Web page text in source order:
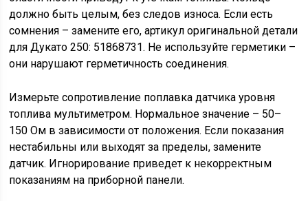
должно быть целым, без следов износа. Если есть
сомнения – замените его, артикул оригинальной детали
для Дукато 250: 51868731. Не используйте герметики –
они нарушают герметичность соединения.
Измерьте сопротивление поплавка датчика уровня
топлива мультиметром. Нормальное значение – 50–
150 Ом в зависимости от положения. Если показания
нестабильны или выходят за пределы, замените
датчик. Игнорирование приведет к некорректным
показаниям на приборной панели.